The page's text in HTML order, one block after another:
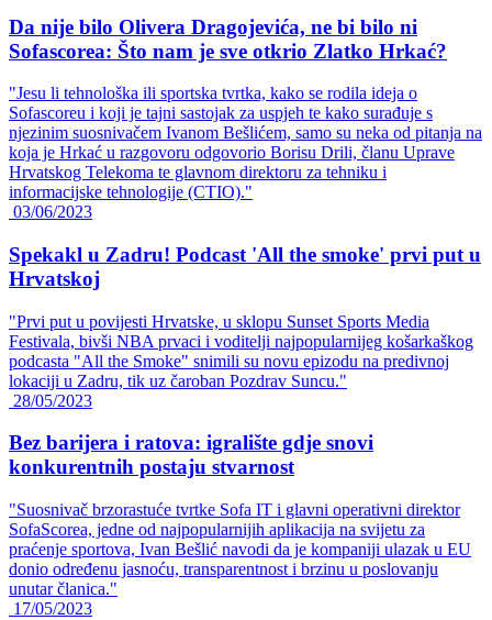
Da nije bilo Olivera Dragojevića, ne bi bilo ni
Sofascorea: Što nam je sve otkrio Zlatko Hrkać?
"Jesu li tehnološka ili sportska tvrtka, kako se rodila ideja o
Sofascoreu i koji je tajni sastojak za uspjeh te kako surađuje s
njezinim suosnivačem Ivanom Bešlićem, samo su neka od pitanja na
koja je Hrkać u razgovoru odgovorio Borisu Drili, članu Uprave
Hrvatskog Telekoma te glavnom direktoru za tehniku i
informacijske tehnologije (CTIO)."
03/06/2023
Spekakl u Zadru! Podcast 'All the smoke' prvi put u
Hrvatskoj
"Prvi put u povijesti Hrvatske, u sklopu Sunset Sports Media
Festivala, bivši NBA prvaci i voditelji najpopularnijeg košarkaškog
podcasta "All the Smoke" snimili su novu epizodu na predivnoj
lokaciji u Zadru, tik uz čaroban Pozdrav Suncu."
28/05/2023
Bez barijera i ratova: igralište gdje snovi
konkurentnih postaju stvarnost
"Suosnivač brzorastuće tvrtke Sofa IT i glavni operativni direktor
SofaScorea, jedne od najpopularnijih aplikacija na svijetu za
praćenje sportova, Ivan Bešlić navodi da je kompaniji ulazak u EU
donio određenu jasnoću, transparentnost i brzinu u poslovanju
unutar članica."
17/05/2023